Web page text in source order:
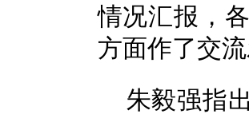
情况汇报，
方面作了交
朱毅强指